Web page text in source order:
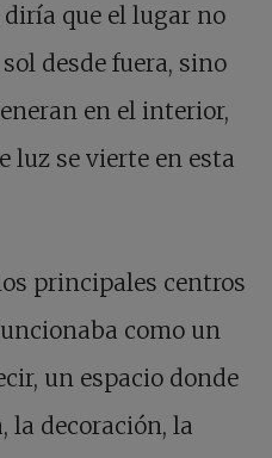
que el lugar no
desde fuera, sino
en el interior,
luz se vierte en esta
principales centros
como un
un espacio donde
la decoración, la